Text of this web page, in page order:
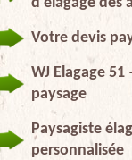
Votre devis
WJ Elagage
paysage
Paysagiste
personnalisée